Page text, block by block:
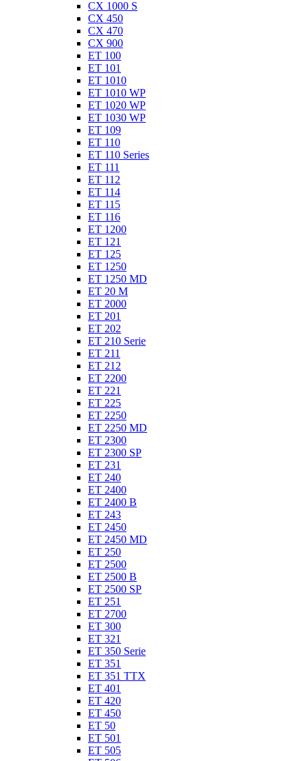
CX 1000 S
CX 450
CX 470
CX 900
ET 100
ET 101
ET 1010
ET 1010 WP
ET 1020 WP
ET 1030 WP
ET 109
ET 110
ET 110 Series
ET 111
ET 112
ET 114
ET 115
ET 116
ET 1200
ET 121
ET 125
ET 1250
ET 1250 MD
ET 20 M
ET 2000
ET 201
ET 202
ET 210 Serie
ET 211
ET 212
ET 2200
ET 221
ET 225
ET 2250
ET 2250 MD
ET 2300
ET 2300 SP
ET 231
ET 240
ET 2400
ET 2400 B
ET 243
ET 2450
ET 2450 MD
ET 250
ET 2500
ET 2500 B
ET 2500 SP
ET 251
ET 2700
ET 300
ET 321
ET 350 Serie
ET 351
ET 351 TTX
ET 401
ET 420
ET 450
ET 50
ET 501
ET 505